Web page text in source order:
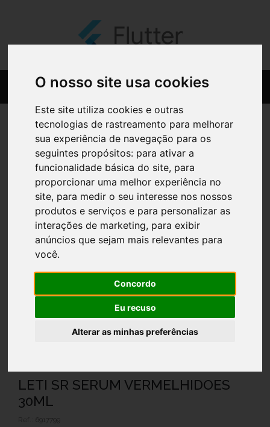
O nosso site usa cookies
Este site utiliza cookies e outras
tecnologias de rastreamento para melhorar
sua experiência de navegação para os
seguintes propósitos: para ativar a
funcionalidade básica do site, para
proporcionar uma melhor experiência no
site, para medir o seu interesse nos nossos
produtos e serviços e para personalizar as
interações de marketing, para exibir
anúncios que sejam mais relevantes para
você.
Concordo
Eu recuso
Alterar as minhas preferências
LETI SR SERUM VERMELHIDOES
30ML
Ref.: 6917799